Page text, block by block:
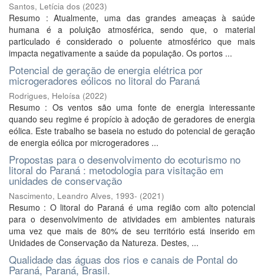
Santos, Letícia dos (2023)
Resumo : Atualmente, uma das grandes ameaças à saúde
humana é a poluição atmosférica, sendo que, o material
particulado é considerado o poluente atmosférico que mais
impacta negativamente a saúde da população. Os portos ...
Potencial de geração de energia elétrica por
microgeradores eólicos no litoral do Paraná
Rodrigues, Heloísa (2022)
Resumo : Os ventos são uma fonte de energia interessante
quando seu regime é propício à adoção de geradores de energia
eólica. Este trabalho se baseia no estudo do potencial de geração
de energia eólica por microgeradores ...
Propostas para o desenvolvimento do ecoturismo no
litoral do Paraná : metodologia para visitação em
unidades de conservação
Nascimento, Leandro Alves, 1993- (2021)
Resumo : O litoral do Paraná é uma região com alto potencial
para o desenvolvimento de atividades em ambientes naturais
uma vez que mais de 80% de seu território está inserido em
Unidades de Conservação da Natureza. Destes, ...
Qualidade das águas dos rios e canais de Pontal do
Paraná, Paraná, Brasil.